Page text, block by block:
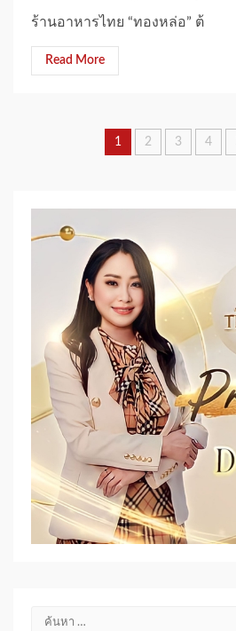
ร้านอาหารไทย “ทองหล่อ” ต้
Read More
Posts
1 2 3 4
ค้นหา